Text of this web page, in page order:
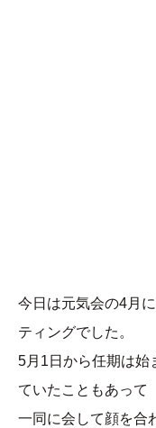
今日は元気会の4月
ティングでした。
5月1日から任期は始
ていたこともあって
一同に会して顔を合